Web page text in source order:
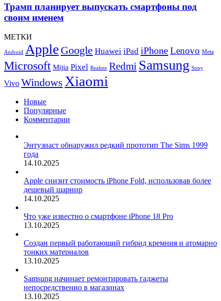
платежи
вне
Store
выпускать
смартфоны
под
именем
Трамп планирует выпускать смартфоны под
своим именем
МЕТКИ
Android Apple Google Huawei iPad iPhoneLenovo Meta
Microsoft Mijia Pixel Realme Redmi Samsung Sony
Vivo Windows Xiaomi
Новые
Популярные
Комментарии
Энтузиаст обнаружил редкий прототип The Sims 1999
года
14.10.2025
Apple снизит стоимость iPhone Fold, использовав более
дешевый шарнир
14.10.2025
Что уже известно о смартфоне iPhone 18 Pro
13.10.2025
Создан первый работающий гибрид кремния и атомарно
тонких материалов
13.10.2025
Samsung начинает ремонтировать гаджеты
непосредственно в магазинах
13.10.2025